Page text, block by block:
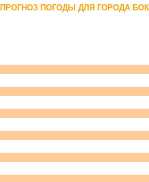
ПОГОДЫ ДЛЯ ГОРОДА